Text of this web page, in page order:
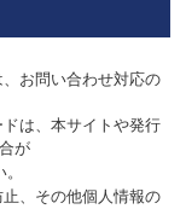
お問い合わせ対応の
は、本サイトや発行
が
、その他個人情報の